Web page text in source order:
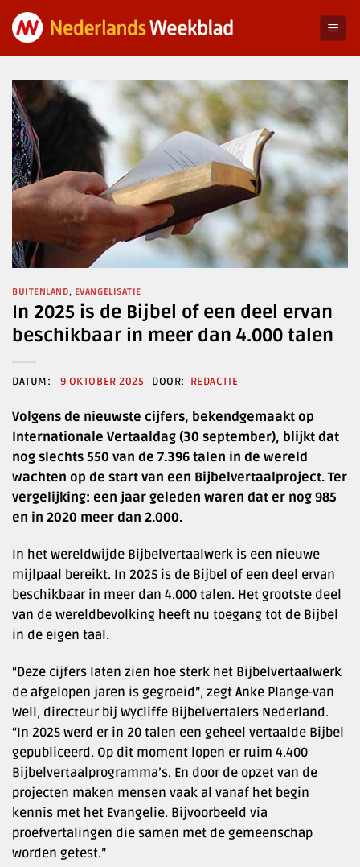
naar
BUITENLAND, EVANGELISATIE
In 2025 is de Bijbel of een deel ervan
beschikbaar in meer dan 4.000 talen
9 OKTOBER 2025 REDACTIE
Volgens de nieuwste cijfers, bekendgemaakt op
Internationale Vertaaldag (30 september), blijkt dat
nog slechts 550 van de 7.396 talen in de wereld
wachten op de start van een Bijbelvertaalproject. Ter
vergelijking: een jaar geleden waren dat er nog 985
en in 2020 meer dan 2.000.
In het wereldwijde Bijbelvertaalwerk is een nieuwe
mijlpaal bereikt. In 2025 is de Bijbel of een deel ervan
beschikbaar in meer dan 4.000 talen. Het grootste deel
van de wereldbevolking heeft nu toegang tot de Bijbel
in de eigen taal.
“Deze cijfers laten zien hoe sterk het Bijbelvertaalwerk
de afgelopen jaren is gegroeid”, zegt Anke Plange-van
Well, directeur bij Wycliffe Bijbelvertalers Nederland.
“In 2025 werd er in 20 talen een geheel vertaalde Bijbel
gepubliceerd. Op dit moment lopen er ruim 4.400
Bijbelvertaalprogramma’s. En door de opzet van de
projecten maken mensen vaak al vanaf het begin
kennis met het Evangelie. Bijvoorbeeld via
proefvertalingen die samen met de gemeenschap
worden getest.”